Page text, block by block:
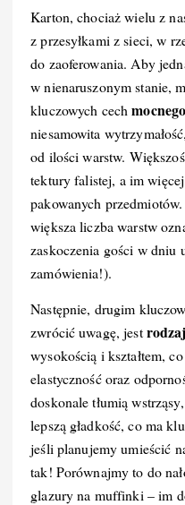
c
e
b
o
o
k
er
e
st r
Karton, chociaż wielu z
z przesyłkami z sieci, w
do zaoferowania. Aby
w nienaruszonym stanie,
kluczowych cech
niesamowita
od ilości warstw.
tektury falistej, a im
pakowanych
większa liczba warstw
zaskoczenia gości w dniu
zamówienia!).
Następnie, drugim
zwrócić uwagę, jest
wysokością i kształtem,
elastyczność oraz
doskonale tłumią
lepszą gładkość, co ma
jeśli planujemy umieścić
tak! Porównajmy to do
glazury na muffinki – im